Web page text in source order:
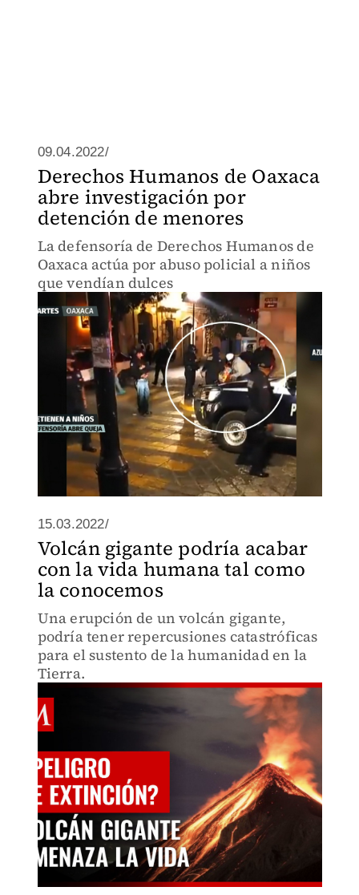
09.04.2022/
Derechos Humanos de Oaxaca
abre investigación por
detención de menores
La defensoría de Derechos Humanos de
Oaxaca actúa por abuso policial a niños
que vendían dulces
15.03.2022/
Volcán gigante podría acabar
con la vida humana tal como
la conocemos
Una erupción de un volcán gigante,
podría tener repercusiones catastróficas
para el sustento de la humanidad en la
Tierra.